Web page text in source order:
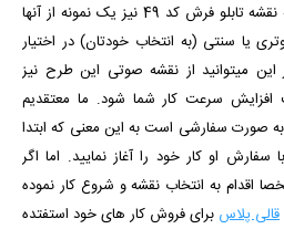
ها را در اختیار شما قرار دهیم که نقشه تابلو فرش کد 49 نیز یک نمونه از آنها
یا سنتی (به انتخاب خودتان) در اختیار
این میتوانید از نقشه صوتی این طرح نیز
افزایش سرعت کار شما شود. ما معتقدیم
صورت سفارشی است به این معنی که ابتدا
او کار خود را آغاز نمایید. اما اگر
اقدام به انتخاب نقشه و شروع کار نموده
قالی پلاس برای فروش کار های خود استفتده